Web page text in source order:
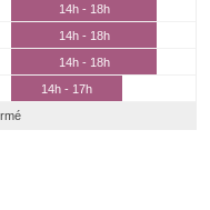
14h - 18h
14h - 18h
14h - 18h
14h - 17h